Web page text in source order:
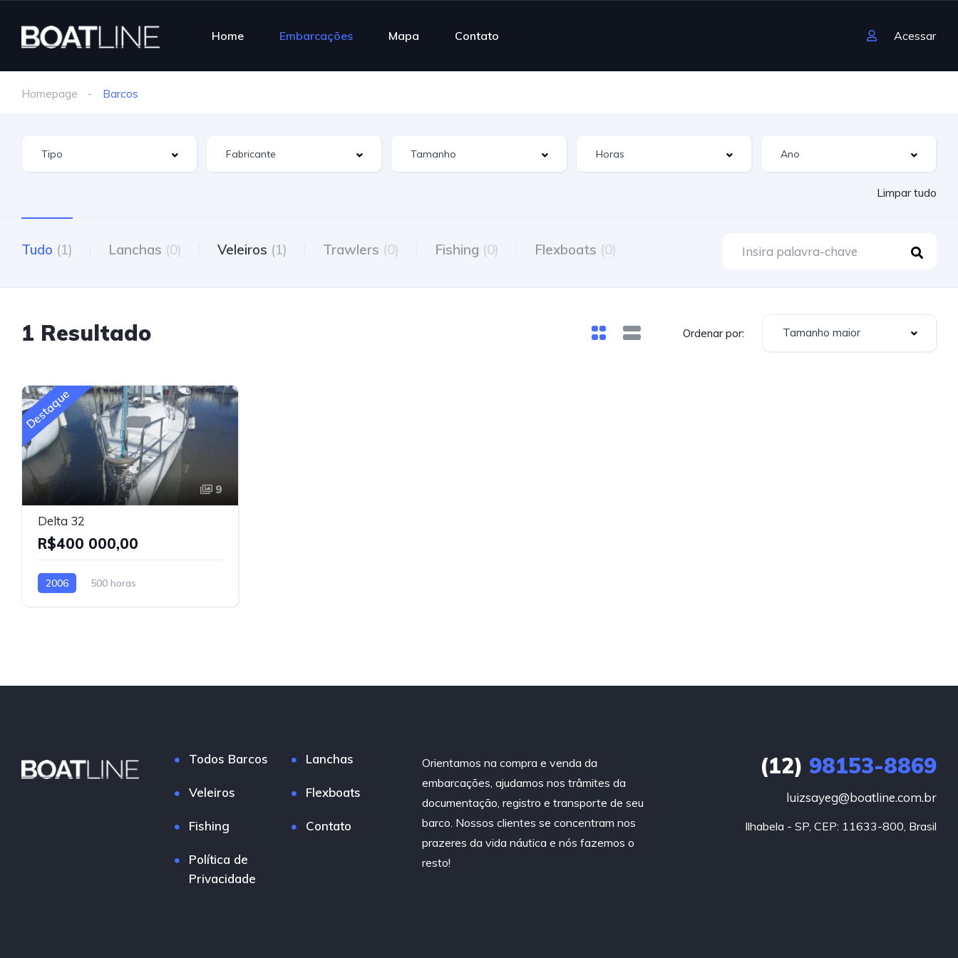
Home Embarcações Mapa Contato Acessar
Homepage Barcos
Limpar tudo
Tudo (1) Lanchas (0) Veleiros (1) Trawlers (0) Fishing (0) Flexboats (0)
1 Resultado Ordenar por: Tamanho maior
Destaque
9
Delta 32
R$400 000,00
2006 500 horas
Todos Barcos Lanchas
Veleiros Flexboats
Fishing Contato
Política de
Privacidade
Orientamos na compra e venda da
embarcações, ajudamos nos trâmites da
documentação, registro e transporte de seu
barco. Nossos clientes se concentram nos
prazeres da vida náutica e nós fazemos o
resto!
(12) 98153-8869
luizsayeg@boatline.com.br
Ilhabela - SP, CEP: 11633-800, Brasil